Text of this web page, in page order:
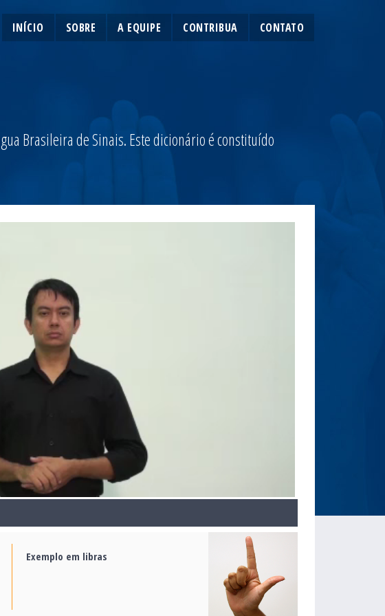
INÍCIO SOBRE A EQUIPE CONTRIBUA CONTATO
Brasileira de Sinais. Este dicionário é constituído
Exemplo em libras